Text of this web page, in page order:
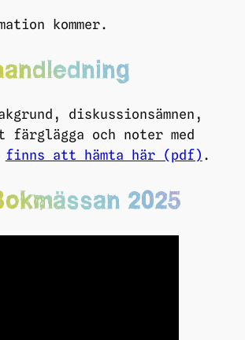
kommer.
diskussionsämnen,
och noter med
finns att hämta här (pdf) .
2025